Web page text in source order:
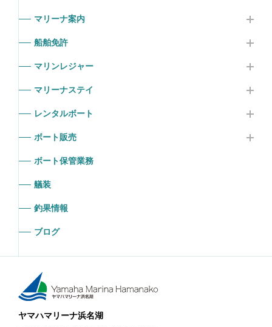
マリーナ案内
船舶免許
マリンレジャー
マリーナステイ
レンタルボート
ボート販売
ボート保管業務
艤装
釣果情報
ブログ
ヤマハマリーナ浜名湖